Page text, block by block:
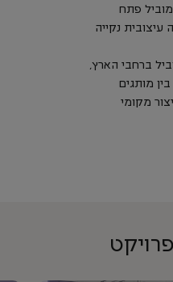
פתח
נקייה
ברחבי הארץ,
מותגים
מקומי